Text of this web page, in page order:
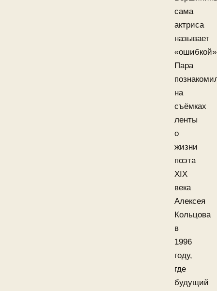
сама
актриса
называет
Пара
на
съёмках
ленты
о
жизни
поэта
XIX
века
Алексея
Кольцова
в
1996
году,
где
будущий